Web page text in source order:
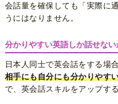
会話量を確保しても「実際に
うにはなりません。
分かりやすい英語しか話せない
日本人同士で英会話をする場
相手にも自分にも分かりやす
で、英会話スキルをアップす